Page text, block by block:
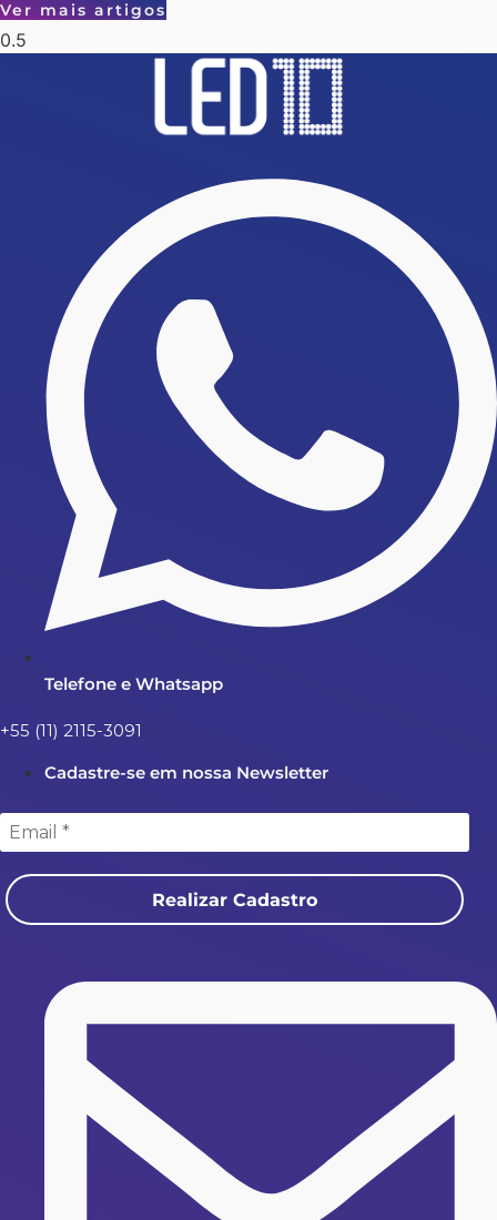
Ver mais artigos
Telefone e Whatsapp
+55 (11) 2115-3091
Cadastre-se em nossa Newsletter
Realizar Cadastro